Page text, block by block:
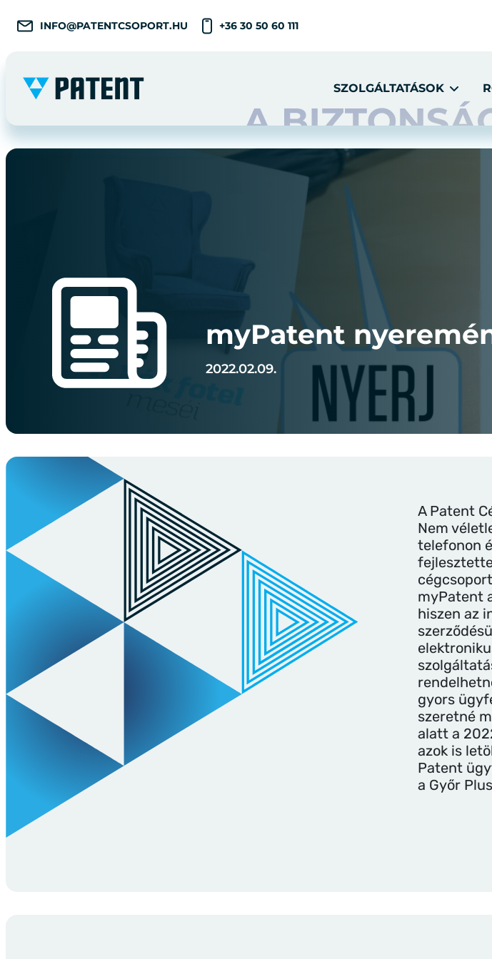
INFO@PATENTCSOPORT.HU +36 30 50 60 111
SZOLGÁLTATÁSOK
myPatent
2022.02.09.
A Patent
Nem
telefonon
myPatent
hiszen az
gyors
szeretné
alatt a
azok is
Patent
a Győr